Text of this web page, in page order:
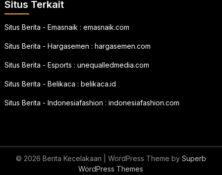
Situs Terkait
Situs Berita - Emasnaik : emasnaik.com
Situs Berita - Hargasemen : hargasemen.com
Situs Berita - Esports : unequalledmedia.com
Situs Berita - Belikaca : belikaca.id
Situs Berita - Indonesiafashion : indonesiafashion.com
© 2026 Berita Kecelakaan | WordPress Theme by Superb
WordPress Themes